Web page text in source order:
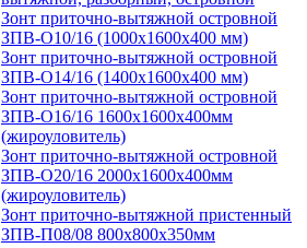
Зонт приточно-вытяжной островной
ЗПВ-О10/16 (1000х1600х400 мм)
Зонт приточно-вытяжной островной
ЗПВ-О14/16 (1400х1600х400 мм)
Зонт приточно-вытяжной островной
ЗПВ-О16/16 1600х1600х400мм
(жироуловитель)
Зонт приточно-вытяжной островной
ЗПВ-О20/16 2000х1600х400мм
(жироуловитель)
Зонт приточно-вытяжной пристенный
ЗПВ-П08/08 800х800х350мм